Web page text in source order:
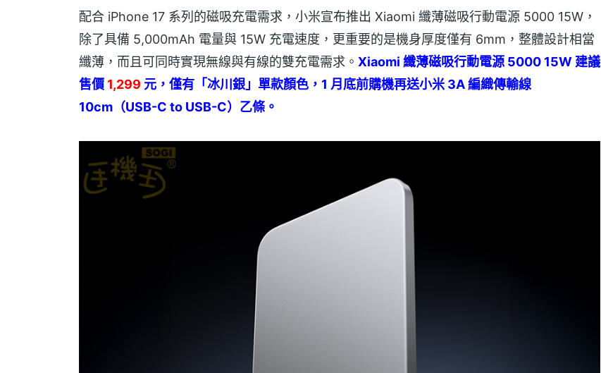
配合 iPhone 17 系列的磁吸充電需求，小米宣布推出 Xiaomi 纖薄磁吸行動電源 5000 15W，
除了具備 5,000mAh 電量與 15W 充電速度，更重要的是機身厚度僅有 6mm，整體設計相當
纖薄，而且可同時實現無線與有線的雙充電需求。 Xiaomi 纖薄磁吸行動電源 5000 15W 建議
售價 1,299 元，僅有「冰川銀」單款顏色，1 月底前購機再送小米 3A 編織傳輸線
10cm（USB-C to USB-C）乙條。